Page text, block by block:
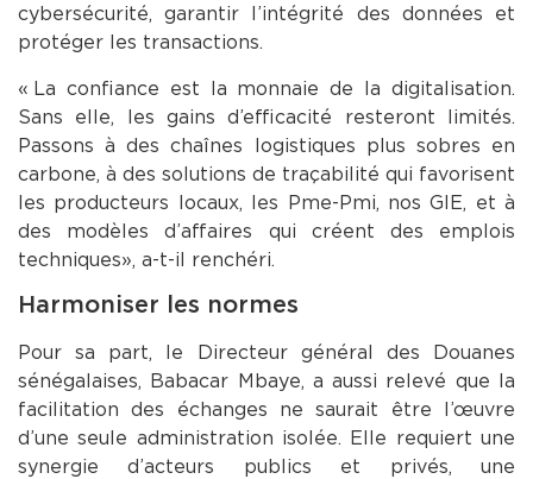
cybersécurité, garantir l’intégrité des données et
protéger les transactions.
« La confiance est la monnaie de la digitalisation.
Sans elle, les gains d’efficacité resteront limités.
Passons à des chaînes logistiques plus sobres en
carbone, à des solutions de traçabilité qui favorisent
les producteurs locaux, les Pme-Pmi, nos GIE, et à
des modèles d’affaires qui créent des emplois
techniques », a-t-il renchéri.
Harmoniser les normes
Pour sa part, le Directeur général des Douanes
sénégalaises, Babacar Mbaye, a aussi relevé que la
facilitation des échanges ne saurait être l’œuvre
d’une seule administration isolée. Elle requiert une
synergie d’acteurs publics et privés, une